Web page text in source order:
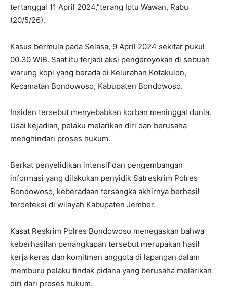
tertanggal 11 April 2024,”terang Iptu Wawan, Rabu
(20/5/26).
Kasus bermula pada Selasa, 9 April 2024 sekitar pukul
00.30 WIB. Saat itu terjadi aksi pengeroyokan di sebuah
warung kopi yang berada di Kelurahan Kotakulon,
Kecamatan Bondowoso, Kabupaten Bondowoso.
Insiden tersebut menyebabkan korban meninggal dunia.
Usai kejadian, pelaku melarikan diri dan berusaha
menghindari proses hukum.
Berkat penyelidikan intensif dan pengembangan
informasi yang dilakukan penyidik Satreskrim Polres
Bondowoso, keberadaan tersangka akhirnya berhasil
terdeteksi di wilayah Kabupaten Jember.
Kasat Reskrim Polres Bondowoso menegaskan bahwa
keberhasilan penangkapan tersebut merupakan hasil
kerja keras dan komitmen anggota di lapangan dalam
memburu pelaku tindak pidana yang berusaha melarikan
diri dari proses hukum.